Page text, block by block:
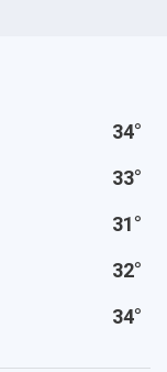
34°
33°
31°
32°
34°